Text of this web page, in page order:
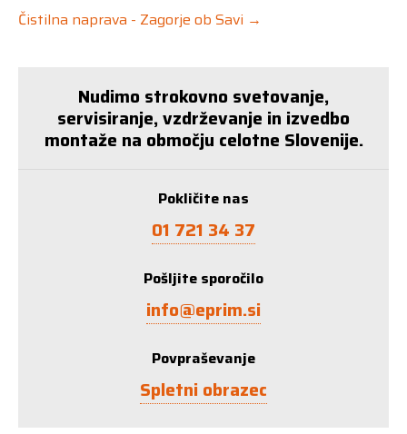
Čistilna naprava - Zagorje ob Savi →
Nudimo strokovno svetovanje,
servisiranje, vzdrževanje in izvedbo
montaže na območju celotne Slovenije.
Pokličite nas
01 721 34 37
Pošljite sporočilo
info@eprim.si
Povpraševanje
Spletni obrazec